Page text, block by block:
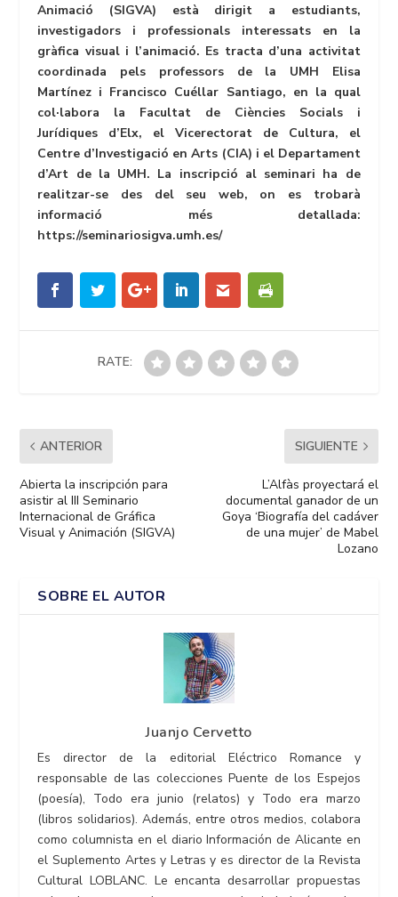
Animació (SIGVA) està dirigit a estudiants,
investigadors i professionals interessats en la
gràfica visual i l’animació. Es tracta d’una activitat
coordinada pels professors de la UMH Elisa
Martínez i Francisco Cuéllar Santiago, en la qual
col·labora la Facultat de Ciències Socials i
Jurídiques d’Elx, el Vicerectorat de Cultura, el
Centre d’Investigació en Arts (CIA) i el Departament
d’Art de la UMH. La inscripció al seminari ha de
realitzar-se des del seu web, on es trobarà
informació més detallada:
https://seminariosigva.umh.es/
RATE:
ANTERIOR
Abierta la inscripción para
asistir al III Seminario
Internacional de Gráfica
Visual y Animación (SIGVA)
SIGUIENTE
L’Alfàs proyectará el
documental ganador de un
Goya ‘Biografía del cadáver
de una mujer’ de Mabel
Lozano
SOBRE EL AUTOR
Juanjo Cervetto
Es director de la editorial Eléctrico Romance y
responsable de las colecciones Puente de los Espejos
(poesía), Todo era junio (relatos) y Todo era marzo
(libros solidarios). Además, entre otros medios, colabora
como columnista en el diario Información de Alicante en
el Suplemento Artes y Letras y es director de la Revista
Cultural LOBLANC. Le encanta desarrollar propuestas